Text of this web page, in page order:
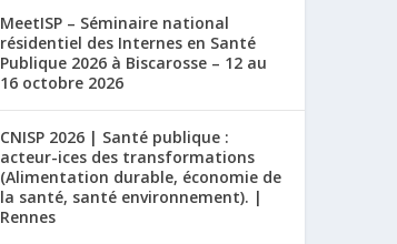
MeetISP – Séminaire national
résidentiel des Internes en Santé
Publique 2026 à Biscarosse – 12 au
16 octobre 2026
CNISP 2026 | Santé publique :
acteur-ices des transformations
(Alimentation durable, économie de
la santé, santé environnement). |
Rennes